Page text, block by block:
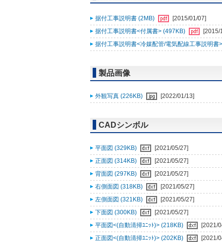
据付工事説明書 (2MB)
[2015/01/07]
据付工事説明書<付属書> (497KB)
[2015/
据付工事説明書<冷媒配管/電気配線工事説明書
製品画像
外観写真 (226KB) [2022/01/13]
CADシンボル
平面図 (329KB)
[2021/05/27]
正面図 (314KB)
[2021/05/27]
背面図 (297KB)
[2021/05/27]
右側面図 (318KB)
[2021/05/27]
左側面図 (321KB)
[2021/05/27]
下面図 (300KB)
[2021/05/27]
平面図<(自動清掃ﾕﾆｯﾄ)> (218KB)
[2021/
正面図<(自動清掃ﾕﾆｯﾄ)> (202KB)
[2021/